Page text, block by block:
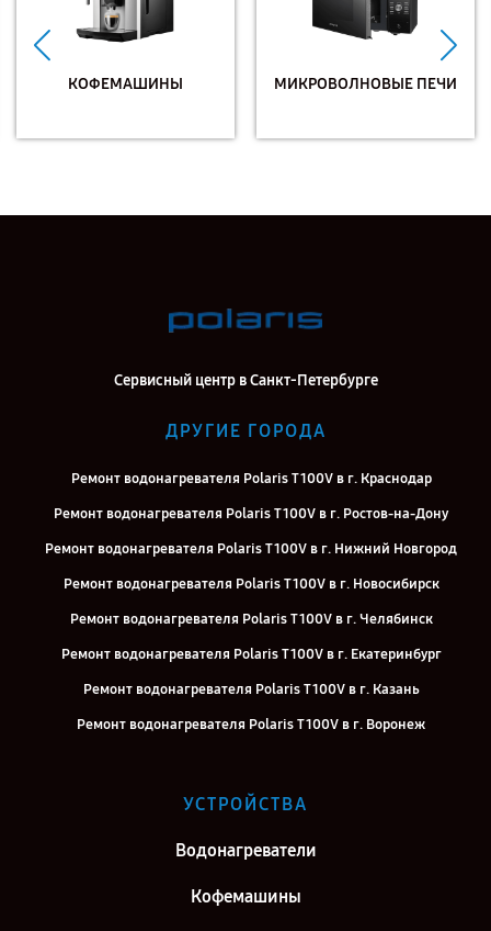
КОФЕМАШИНЫ МИКРОВОЛНОВЫЕ ПЕЧИ
Сервисный центр в Санкт-Петербурге
ДРУГИЕ ГОРОДА
Ремонт водонагревателя Polaris T 100V в г. Краснодар
Ремонт водонагревателя Polaris T 100V в г. Ростов-на-Дону
Ремонт водонагревателя Polaris T 100V в г. Нижний Новгород
Ремонт водонагревателя Polaris T 100V в г. Новосибирск
Ремонт водонагревателя Polaris T 100V в г. Челябинск
Ремонт водонагревателя Polaris T 100V в г. Екатеринбург
Ремонт водонагревателя Polaris T 100V в г. Казань
Ремонт водонагревателя Polaris T 100V в г. Воронеж
Ремонт водонагревателя Polaris T 100V в г. Самара
Ремонт водонагревателя Polaris T 100V в г. Москва
УСТРОЙСТВА
Водонагреватели
Кофемашины